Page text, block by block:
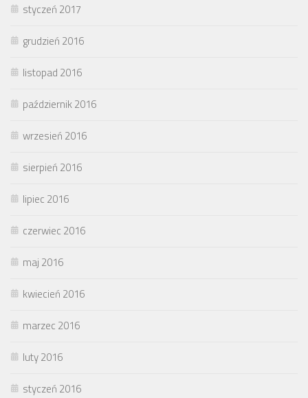
styczeń 2017
grudzień 2016
listopad 2016
październik 2016
wrzesień 2016
sierpień 2016
lipiec 2016
czerwiec 2016
maj 2016
kwiecień 2016
marzec 2016
luty 2016
styczeń 2016